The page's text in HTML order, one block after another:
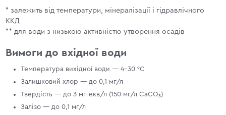
* залежить від температури, мінералізації і гідравлічного
ККД
** для води з низькою активністю утворення осадів
Вимоги до вхідної води
Температура вихідної води — 4–30 °С
Залишковий хлор — до 0,1 мг/л
Твердість — до 3 мг-екв/л (150 мг/л CaCO₃)
Залізо — до 0,1 мг/л